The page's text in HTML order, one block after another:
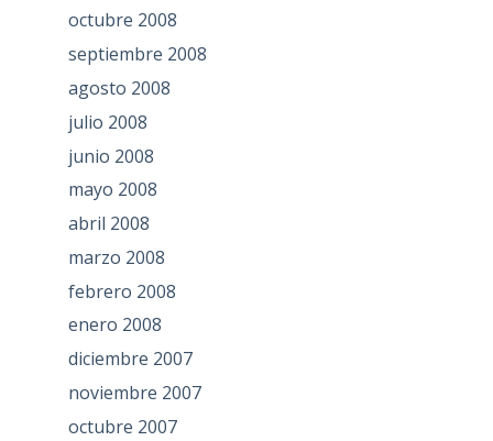
octubre 2008
septiembre 2008
agosto 2008
julio 2008
junio 2008
mayo 2008
abril 2008
marzo 2008
febrero 2008
enero 2008
diciembre 2007
noviembre 2007
octubre 2007